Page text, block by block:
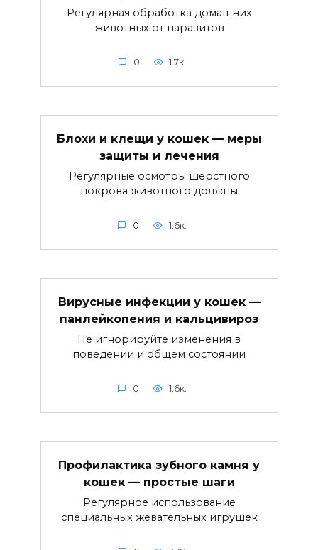
Регулярная обработка домашних
животных от паразитов
0 1.7к.
Блохи и клещи у кошек — меры
защиты и лечения
Регулярные осмотры шёрстного
покрова животного должны
0 1.6к.
Вирусные инфекции у кошек —
панлейкопения и кальцивироз
Не игнорируйте изменения в
поведении и общем состоянии
0 1.6к.
Профилактика зубного камня у
кошек — простые шаги
Регулярное использование
специальных жевательных игрушек